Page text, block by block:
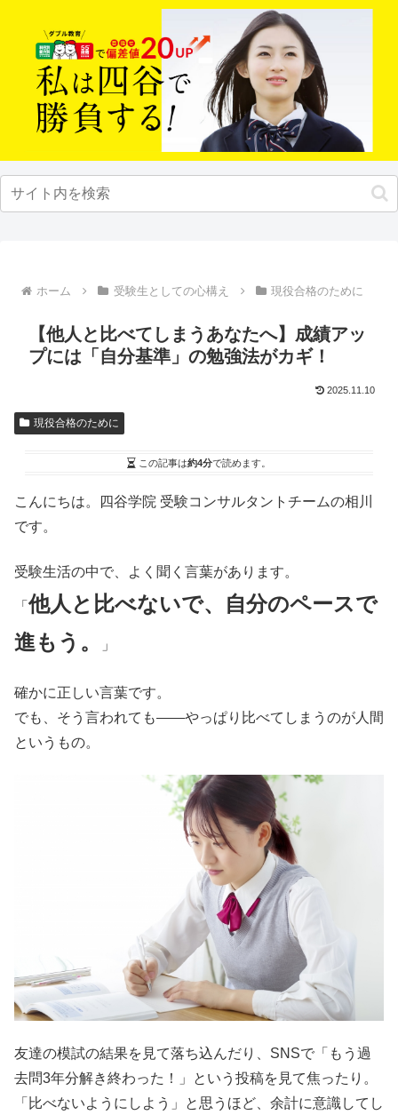
ホーム 受験生としての心構え 現役合格のために
【他人と比べてしまうあなたへ】成績アッ
プには「自分基準」の勉強法がカギ！
2025.11.10
現役合格のために
この記事は約4分で読めます。
こんにちは。四谷学院 受験コンサルタントチームの相川
です。
受験生活の中で、よく聞く言葉があります。
「他人と比べないで、自分のペースで
進もう。
」
確かに正しい言葉です。
でも、そう言われても――やっぱり比べてしまうのが人間
というもの。
友達の模試の結果を見て落ち込んだり、SNSで「もう過
去問3年分解き終わった！」という投稿を見て焦ったり。
「比べないようにしよう」と思うほど、余計に意識してし